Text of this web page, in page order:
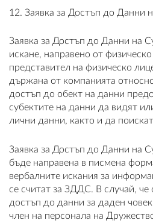
12. Заявка за Достъп до Данни
Заявка за Достъп до Данни на
искане, направено от
представител на физическо
държана от компанията
достъп до обект на данни
субектите на данни да видят
лични данни, както и да
Заявка за Достъп до Данни на
бъде направена в писмена
вербалните искания за
се считат за ЗДДС. В случай, че
достъп до данни за даден
член на персонала на